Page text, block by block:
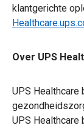
klantgerichte
Over UPS
UPS
UPS Healthcare